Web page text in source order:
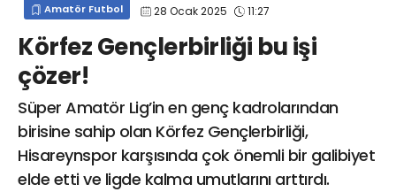
Amatör Futbol 28 Ocak 2025 11:27
Körfez Gençlerbirliği bu işi
çözer!
Süper Amatör Lig’in en genç kadrolarından
birisine sahip olan Körfez Gençlerbirliği,
Hisareynspor karşısında çok önemli bir galibiyet
elde etti ve ligde kalma umutlarını arttırdı.
info@spor41.com